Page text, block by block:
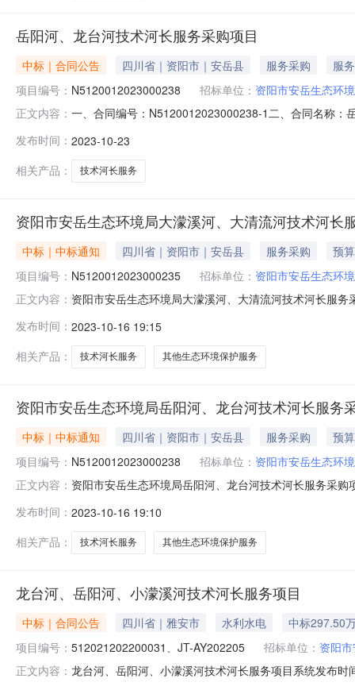
岳阳河、龙台河技术河长服务采购项目
中标｜合同公告 四川省｜资阳市｜安岳县 服务采购
服务
项目编号： N5120012023000238 招标单位： 资阳市安岳生态环
正文内容： 一、合同编号：N5120012023000238-1二、合同名称：
都）有限公司地址：工业东区幸福路538号1栋101室联
发布时间： 2023-10-23
相关产品：
技术河长服务
资阳市安岳生态环境局大濛溪河、大清流河技术河长
中标｜中标通知 四川省｜资阳市｜安岳县 服务采购
预
项目编号： N5120012023000235 招标单位： 资阳市安岳生态环
正文内容： 资阳市安岳生态环境局大濛溪河、大清流河技术河长服
四、主要标的信息合同包1:服务类（信达锦华生态环境
溪河
发布时间： 2023-10-16 19:15
相关产品：
技术河长服务 其他生态环境保护服务
资阳市安岳生态环境局岳阳河、龙台河技术河长服务
中标｜中标通知 四川省｜资阳市｜安岳县 服务采购
预
项目编号： N5120012023000238 招标单位： 资阳市安岳生态环
正文内容： 资阳市安岳生态环境局岳阳河、龙台河技术河长服务采
要标的信息合同包1:服务类（信达锦华生态环境科技（
台河技
发布时间： 2023-10-16 19:10
相关产品：
技术河长服务 其他生态环境保护服务
龙台河、岳阳河、小濛溪河技术河长服务项目
中标｜合同公告 四川省｜雅安市 水利水电
中标297.50
项目编号： 512021202200031、JT-AY202205 招标单位： 资阳
正文内容： 龙台河、岳阳河、小濛溪河技术河长服务项目系统发布